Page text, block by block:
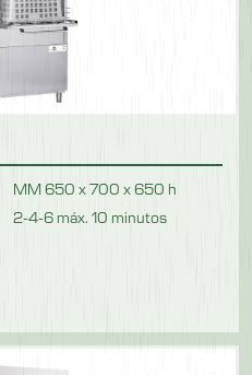
MM 650 x 700 x 650 h
2-4-6 máx. 10 minutos